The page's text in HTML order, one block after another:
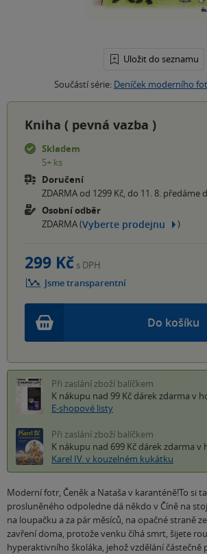
Uložit do seznamu
Součástí série: Deníček moderního
Kniha ( pevná vazba )
Skladem
5+ ks
Doručení
ZDARMA od 1299 Kč, do 11. 8. předáme
Osobní odběr
ZDARMA (Vyberte prodejnu )
Do košíku
299 Kč s DPH
Jsme transparentní
Při zaslání zboží balíčkem
K nákupu nad 99 Kč dárek zdarma v
E-shopové listy
Při zaslání zboží balíčkem
K nákupu nad 699 Kč dárek zdarma v
Karel IV. v kouzelném kukátku
Moderní fotr, Čeněk a Nataša v karanténě!To si
prosluněného odpoledne dá někdo v Číně na
na loupačku a za pár měsíců, na opačné straně
zavření doma, protože venku číhá smrt, šijete
hyperaktivního školáka, jehož vzdělání částečně